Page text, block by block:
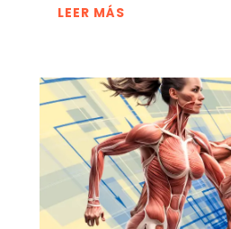
LEER MÁS